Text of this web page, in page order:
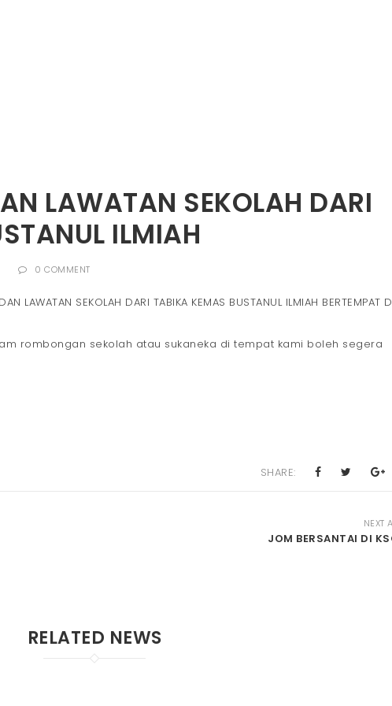
LAWATAN SEKOLAH DARI
ILMIAH
0 COMMENT
LAWATAN SEKOLAH DARI TABIKA KEMAS BUSTANUL ILMIAH BERTEMPAT
rombongan sekolah atau sukaneka di tempat kami boleh segera
SHARE:
NEXT
JOM BERSANTAI DI
RELATED NEWS